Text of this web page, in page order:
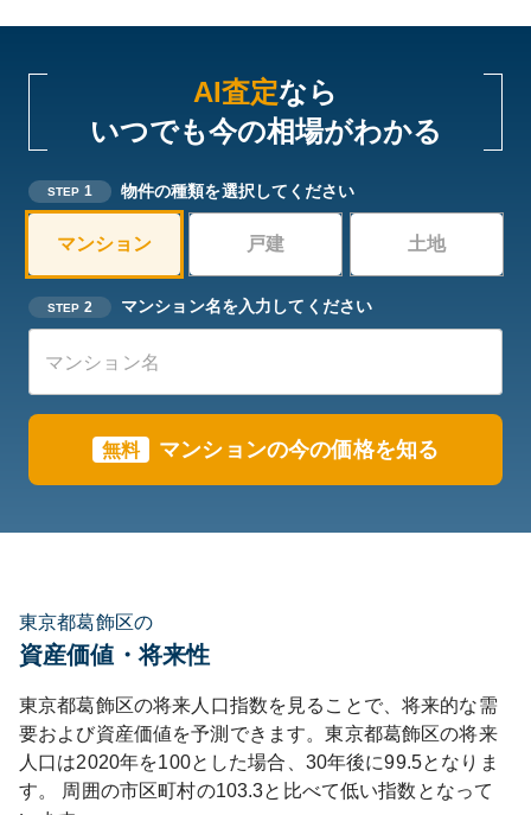
AI査定なら
いつでも今の相場がわかる
STEP 1 物件の種類を選択してください
マンション 戸建 土地
STEP 2 マンション名を入力してください
無料 マンションの今の価格を知る
東京都葛飾区の
資産価値・将来性
東京都葛飾区の将来人口指数を見ることで、将来的な需
要および資産価値を予測できます。東京都葛飾区の将来
人口は2020年を100とした場合、30年後に99.5となりま
す。
周囲の市区町村の103.3と比べて低い指数となって